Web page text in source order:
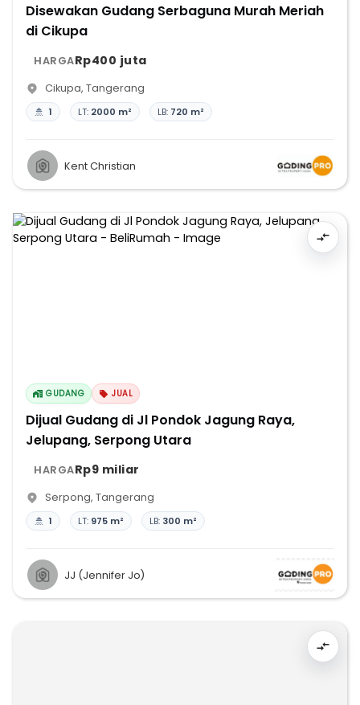
Disewakan Gudang Serbaguna Murah Meriah
di Cikupa
HARGARp400 juta
Cikupa, Tangerang
1 LT: 2000 m² LB: 720 m²
Kent Christian
GUDANG JUAL
Dijual Gudang di Jl Pondok Jagung Raya,
Jelupang, Serpong Utara
HARGARp9 miliar
Serpong, Tangerang
1 LT: 975 m² LB: 300 m²
JJ (Jennifer Jo)